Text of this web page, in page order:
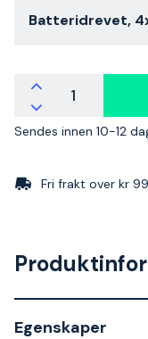
Batteridrevet,
Sendes innen 10-12
Fri frakt over kr
Egenskaper